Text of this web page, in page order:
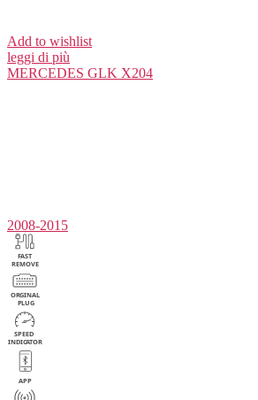
Add to wishlist
leggi di più
MERCEDES GLK X204
2008-2015